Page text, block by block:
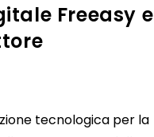
Freeasy e
tecnologica per la